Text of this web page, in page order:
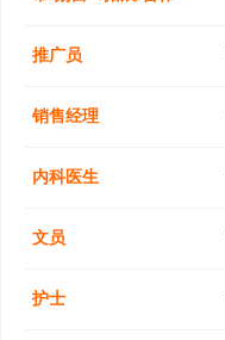
推广员
销售经理
内科医生
文员
护士